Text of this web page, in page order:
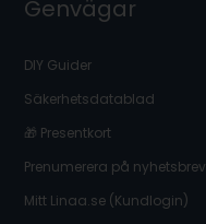
Genvägar
DIY Guider
Säkerhetsdatablad
🎁 Presentkort
Prenumerera på nyhetsbrev
Mitt Linaa.se (Kundlogin)